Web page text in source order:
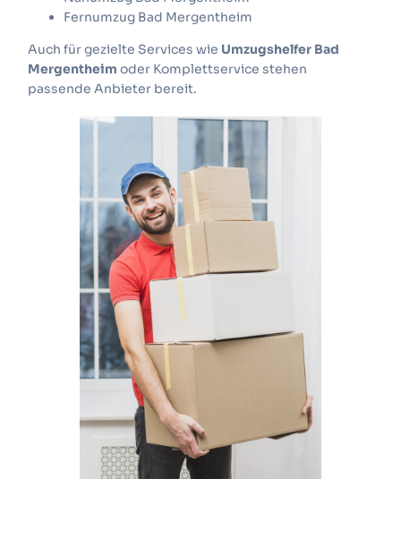
Fernumzug Bad Mergentheim
Auch für gezielte Services wie Umzugshelfer Bad
Mergentheim oder Komplettservice stehen
passende Anbieter bereit.